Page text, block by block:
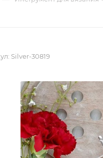
Silver-30819